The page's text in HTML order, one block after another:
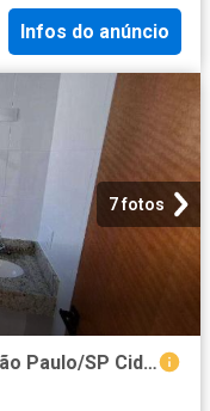
Infos do anúncio
7 fotos
Casa / Sobrado para Venda em São Paulo/SP Cidade Patriarca 3 Quartos